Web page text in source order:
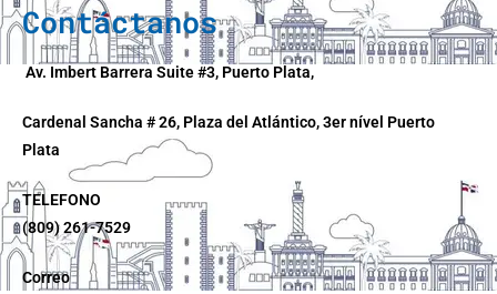
Contáctanos
Av. Imbert Barrera Suite #3, Puerto Plata,
Cardenal Sancha # 26, Plaza del Atlántico, 3er nível Puerto
Plata
TELEFONO
(809) 261-7529
Correo